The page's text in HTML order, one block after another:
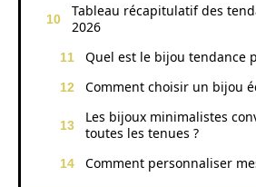
Tableau récapitulatif des
2026
Quel est le bijou tendance
Comment choisir un bijou
Les bijoux minimalistes
toutes les tenues ?
Comment personnaliser